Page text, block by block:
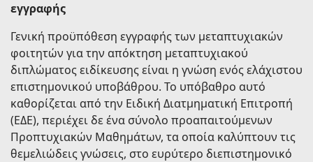
εγγραφής
Γενική προϋπόθεση εγγραφής των μεταπτυχιακών
φοιτητών για την απόκτηση μεταπτυχιακού
διπλώματος ειδίκευσης είναι η γνώση ενός ελάχιστου
επιστημονικού υποβάθρου. Το υπόβαθρο αυτό
καθορίζεται από την Ειδική Διατμηματική Επιτροπή
(ΕΔΕ), περιέχει δε ένα σύνολο προαπαιτούμενων
Προπτυχιακών Μαθημάτων, τα οποία καλύπτουν τις
θεμελιώδεις γνώσεις, στο ευρύτερο διεπιστημονικό